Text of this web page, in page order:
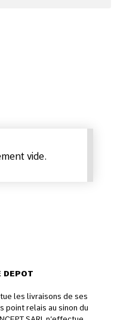
vide.
les livraisons de ses
point relais au sinon du